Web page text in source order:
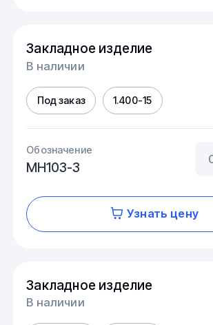
Закладное изделие
В наличии
Под заказ 1.400-15
Обозначение
МН103-3
Узнать цену
Закладное изделие
В наличии